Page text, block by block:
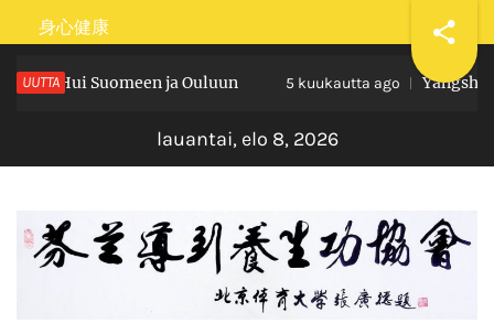
to
content
身心健康
UUTTA
Hui Suomeen ja Ouluun 5 kuukautta ago
lauantai, elo 8, 2026